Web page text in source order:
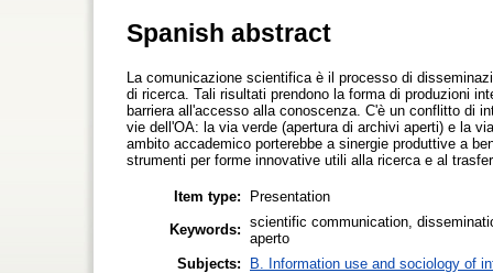
Spanish abstract
La comunicazione scientifica è il processo di
di ricerca. Tali risultati prendono la forma di produzioni
barriera all'accesso alla conoscenza. C'è un conflitto di
vie dell'OA: la via verde (apertura di archivi aperti) e la
ambito accademico porterebbe a sinergie produttive a
strumenti per forme innovative utili alla ricerca e al
Item type:
Presentation
Keywords: scientific communication,
aperto
Subjects:
B. Information use and sociology of